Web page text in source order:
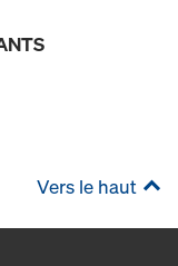
Vers le haut